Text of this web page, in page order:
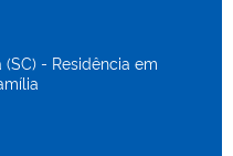
- Residência em